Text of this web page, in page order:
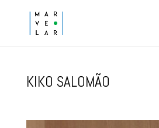
KIKO SALOMÃO